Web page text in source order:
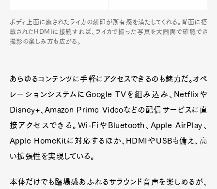
ボディ上面に施されたライカの刻印が所有感を満たしてくれる。背面に搭
載されたHDMIに接続すれば、ライカで撮った写真を大画面で確認でき
撮影の楽しみ方も広がる。
あらゆるコンテンツに手軽にアクセスできるのも魅力だ。オペ
レーションシステムにGoogle TVを組み込み、Netflixや
Disney+、Amazon Prime Videoなどの配信サービスに直
接アクセスできる。Wi-FiやBluetooth、Apple AirPlay、
Apple HomeKitに対応するほか、HDMIやUSBも備え、高
い拡張性を実現している。
本体だけでも臨場感あふれるサラウンド音声を楽しめるが、